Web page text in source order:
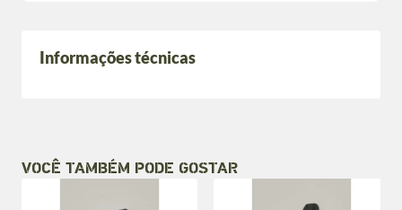
Informações técnicas
VOCÊ TAMBÉM PODE GOSTAR